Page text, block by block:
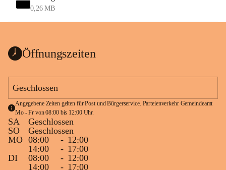
0,26 MB
Öffnungszeiten
Geschlossen
Angegebene Zeiten gelten für Post und Bürgerservice. Parteienverkehr Gemeindeamt
Mo - Fr von 08:00 bis 12:00 Uhr.
SA
Geschlossen
SO
Geschlossen
MO 08:00 - 12:00
14:00
- 17:00
DI
08:00 - 12:00
14:00
- 17:00